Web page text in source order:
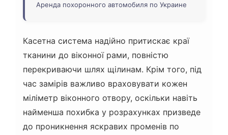
Аренда похоронного автомобиля по Украине
Касетна система надійно притискає краї
тканини до віконної рами, повністю
перекриваючи шлях щілинам. Крім того, під
час замірів важливо враховувати кожен
міліметр віконного отвору, оскільки навіть
найменша похибка у розрахунках призведе
до проникнення яскравих променів по